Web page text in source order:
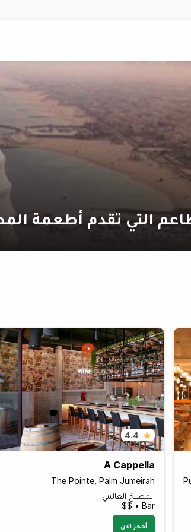
التي تقدم أطعمة
4.4
A Cappella
The Pointe, Palm Jumeirah
المطبخ العالمي
Bar • $$
أحجز الان